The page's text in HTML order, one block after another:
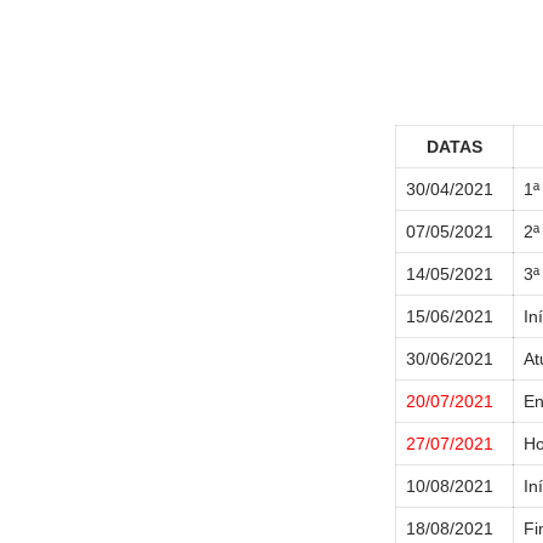
DATAS
30/04/2021
07/05/2021
14/05/2021
15/06/2021
30/06/2021
20/07/2021
27/07/2021
10/08/2021
18/08/2021